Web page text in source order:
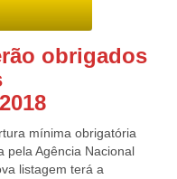
não havendo
obrigados
mínima obrigatória
pela Agência Nacional
listagem terá a